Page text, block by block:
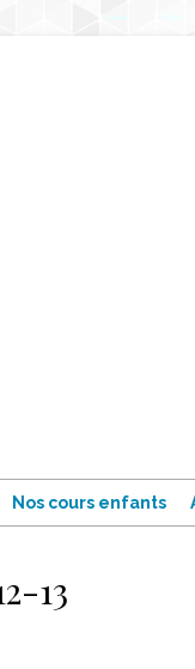
Nos cours enfants
13